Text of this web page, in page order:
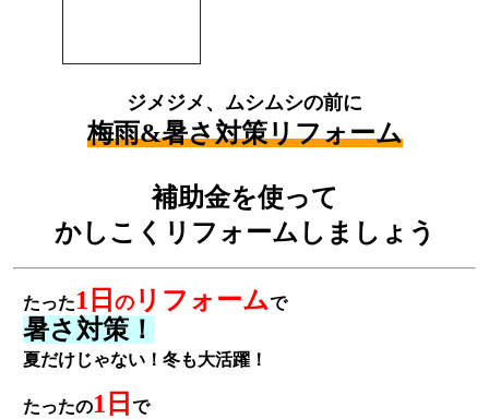
ジメジメ、ムシムシの前に
梅雨&暑さ対策リフォーム
補助金を使って
かしこくリフォームしましょう
たった1日 のリフォームで
暑さ対策！
夏だけじゃない！冬も大活躍！
たったの1日 で